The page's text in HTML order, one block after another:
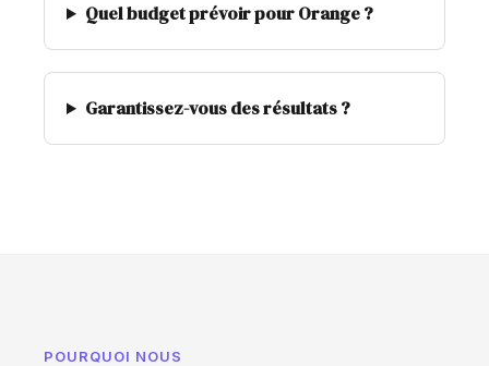
Quel budget prévoir pour Orange ?
Garantissez-vous des résultats ?
POURQUOI NOUS